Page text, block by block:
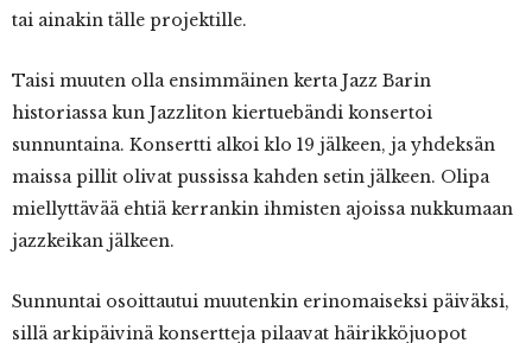
tai ainakin tälle projektille.
Taisi muuten olla ensimmäinen kerta Jazz Barin
historiassa kun Jazzliton kiertuebändi konsertoi
sunnuntaina. Konsertti alkoi klo 19 jälkeen, ja yhdeksän
maissa pillit olivat pussissa kahden setin jälkeen. Olipa
miellyttävää ehtiä kerrankin ihmisten ajoissa nukkumaan
jazzkeikan jälkeen.
Sunnuntai osoittautui muutenkin erinomaiseksi päiväksi,
sillä arkipäivinä konsertteja pilaavat häirikköjuopot